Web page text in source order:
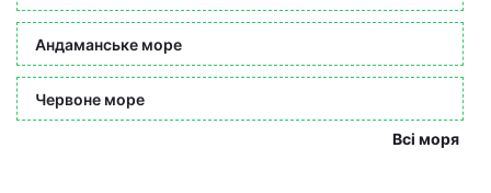
Андаманське море
Червоне море
Всі моря